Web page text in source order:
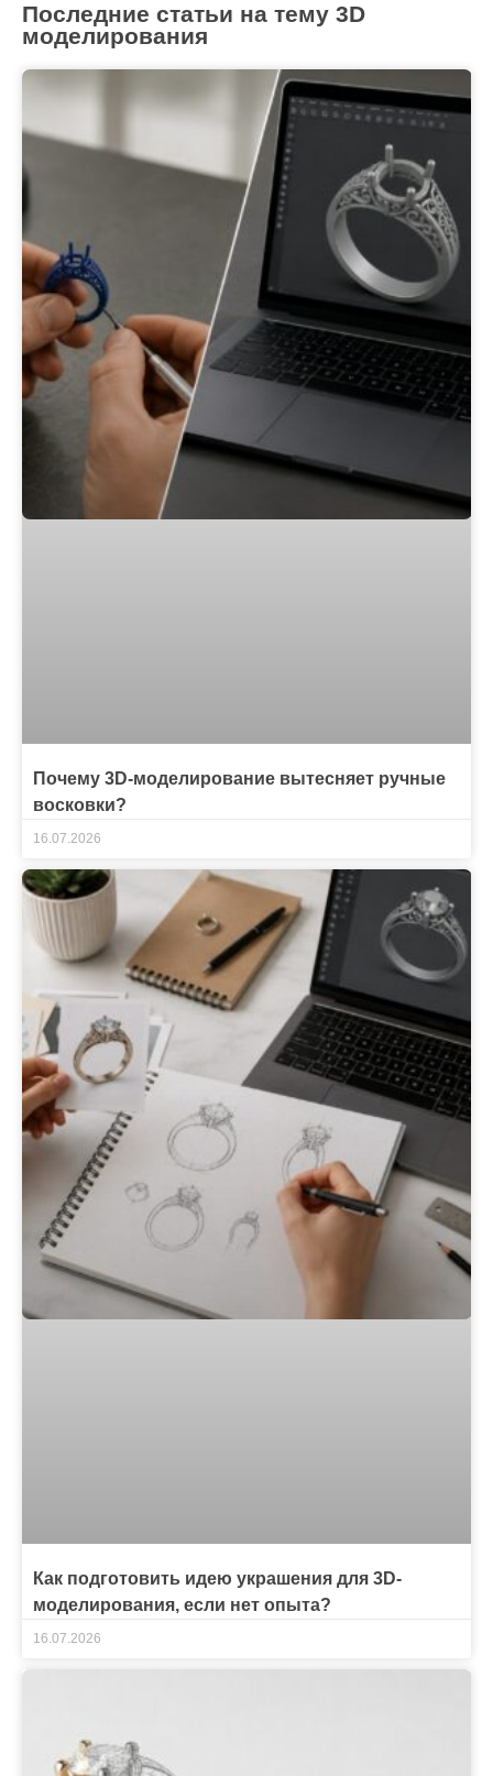
Последние статьи на тему 3D
моделирования
Почему 3D-моделирование вытесняет ручные
восковки?
16.07.2026
Как подготовить идею украшения для 3D-
моделирования, если нет опыта?
16.07.2026